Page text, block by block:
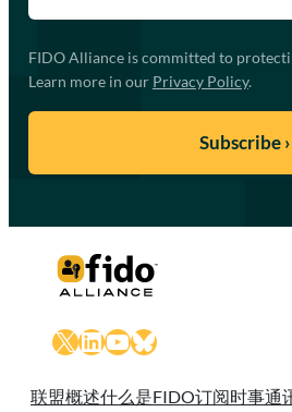
FIDO Alliance is committed to
Learn more in our Privacy Policy.
X LinkedIn
YouTube
Bluesky
联盟概述什么是FIDO订阅时事通